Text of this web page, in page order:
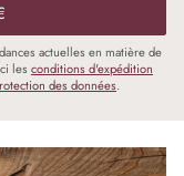
actuelles en matière de
les conditions d'expédition
des données.